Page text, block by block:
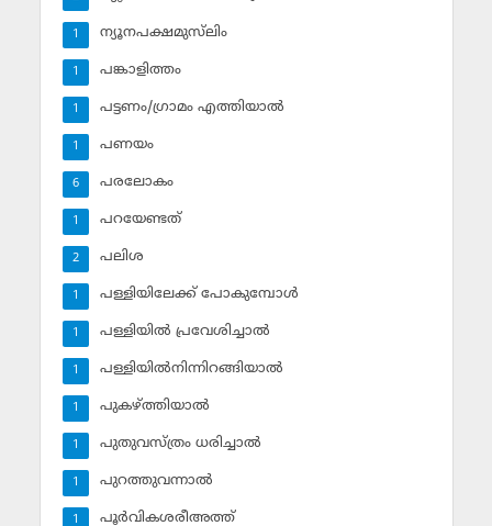
ന്യൂനപക്ഷമുസ്‌ലിം
1
പങ്കാളിത്തം
1
പട്ടണം/ഗ്രാമം എത്തിയാല്‍
1
പണയം
1
പരലോകം
6
പറയേണ്ടത്
1
പലിശ
2
പള്ളിയിലേക്ക് പോകുമ്പോള്‍
1
പള്ളിയില്‍ പ്രവേശിച്ചാല്‍
1
പള്ളിയില്‍നിന്നിറങ്ങിയാല്‍
1
പുകഴ്ത്തിയാല്‍
1
പുതുവസ്ത്രം ധരിച്ചാല്‍
1
പുറത്തുവന്നാല്‍
1
പൂര്‍വികശരീഅത്ത്
1